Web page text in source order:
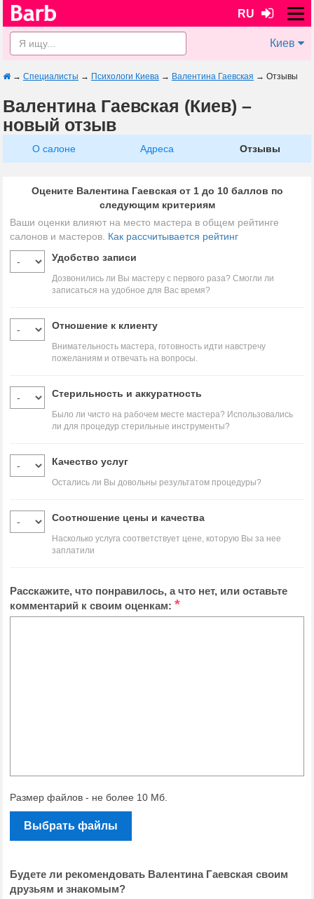
RU
Киев
→ Специалисты → Психологи Киева → Валентина Гаевская → Отзывы
Валентина Гаевская (Киев) –
новый отзыв
О салоне Адреса Отзывы
Оцените Валентина Гаевская от 1 до 10 баллов по
следующим критериям
Ваши оценки влияют на место мастера в общем рейтинге
салонов и мастеров. Как рассчитывается рейтинг
Удобство записи
Дозвонились ли Вы мастеру с первого раза? Смогли ли
записаться на удобное для Вас время?
Отношение к клиенту
Внимательность мастера, готовность идти навстречу
пожеланиям и отвечать на вопросы.
Стерильность и аккуратность
Было ли чисто на рабочем месте мастера? Использовались
ли для процедур стерильные инструменты?
Качество услуг
Остались ли Вы довольны результатом процедуры?
Соотношение цены и качества
Насколько услуга соответствует цене, которую Вы за нее
заплатили
Расскажите, что понравилось, а что нет, или оставьте
комментарий к своим оценкам: *
Размер файлов - не более 10 Мб.
Выбрать файлы
Будете ли рекомендовать Валентина Гаевская своим
друзьям и знакомым?